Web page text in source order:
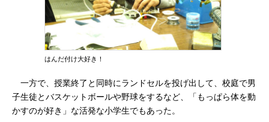
はんだ付け大好き！
一方で、授業終了と同時にランドセルを投げ出して、校庭で男
子生徒とバスケットボールや野球をするなど、「もっぱら体を動
かすのが好き」な活発な小学生でもあった。